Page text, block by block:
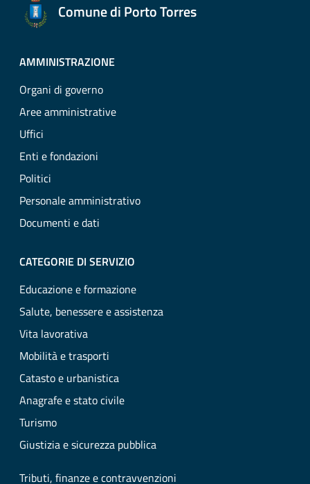
Comune di Porto Torres
AMMINISTRAZIONE
Organi di governo
Aree amministrative
Uffici
Enti e fondazioni
Politici
Personale amministrativo
Documenti e dati
CATEGORIE DI SERVIZIO
Educazione e formazione
Salute, benessere e assistenza
Vita lavorativa
Mobilità e trasporti
Catasto e urbanistica
Anagrafe e stato civile
Turismo
Giustizia e sicurezza pubblica
Tributi, finanze e contravvenzioni